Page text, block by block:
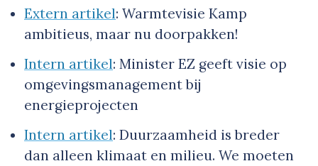
Extern artikel: Warmtevisie Kamp
ambitieus, maar nu doorpakken!
Intern artikel: Minister EZ geeft visie op
omgevingsmanagement bij
energieprojecten
Intern artikel: Duurzaamheid is breder
dan alleen klimaat en milieu. We moeten